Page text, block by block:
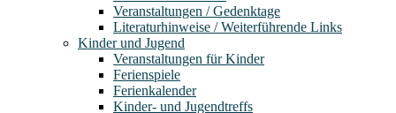
Veranstaltungen / Gedenktage
Literaturhinweise / Weiterführende Links
Kinder und Jugend
Veranstaltungen für Kinder
Ferienspiele
Ferienkalender
Kinder- und Jugendtreffs